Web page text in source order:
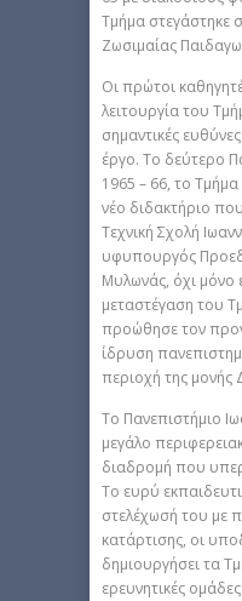
Τμήμα στεγάστηκε
Ζωσιμαίας
Οι πρώτοι
λειτουργία του
σημαντικές
έργο. Το δεύτερο
1965 – 66, το
νέο διδακτήριο
Τεχνική Σχολή
υφυπουργός
Μυλωνάς, όχι μόνο
μεταστέγαση του
προώθησε τον
ίδρυση
περιοχή της μονής
Το Πανεπιστήμιο
μεγάλο
διαδρομή που
Το ευρύ
στελέχωσή του με
κατάρτισης, οι
δημιουργήσει τα
ερευνητικές